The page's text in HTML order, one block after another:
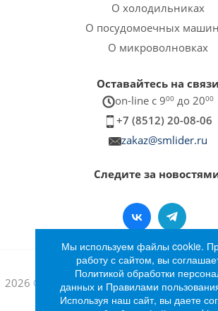
О холодильниках
О посудомоечных
О микроволновках
Оставайтесь на связи
on-line c 900 до 2000
+7 (8512) 20-08-06
zakaz@smlider.ru
Следите за
2026 © Интернет-магазин бытовой
«Лидер»
Мы используем файлы cookie.
работу с сайтом, вы
Политикой обработки
данных и Правилами
Используя наш сайт, вы даете